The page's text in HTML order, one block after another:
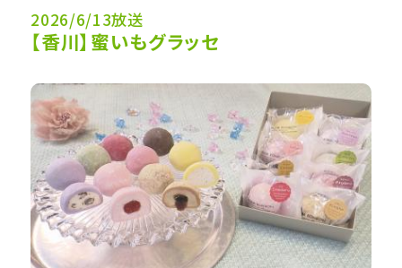
2026/6/13放送
【香川】蜜いもグラッセ